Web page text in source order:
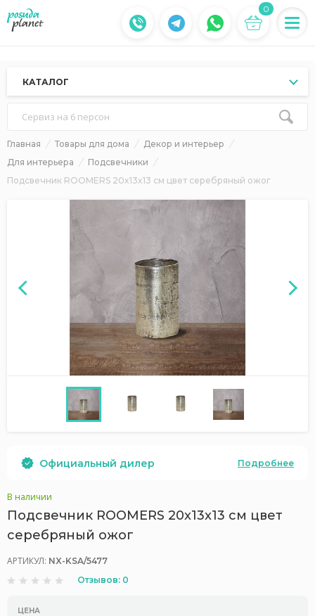
0
КАТАЛОГ
Сервиз на 6 персон
Главная Товары для дома
Декор и интерьер
Для интерьера
Подсвечники
Подсвечник ROOMERS 20x13x13 см цвет серебряный ожог
Официальный дилер Подробнее
В наличии
Подсвечник ROOMERS 20x13x13 см цвет
серебряный ожог
АРТИКУЛ: NX-KSA/5477
Отзывов: 0
ЦЕНА